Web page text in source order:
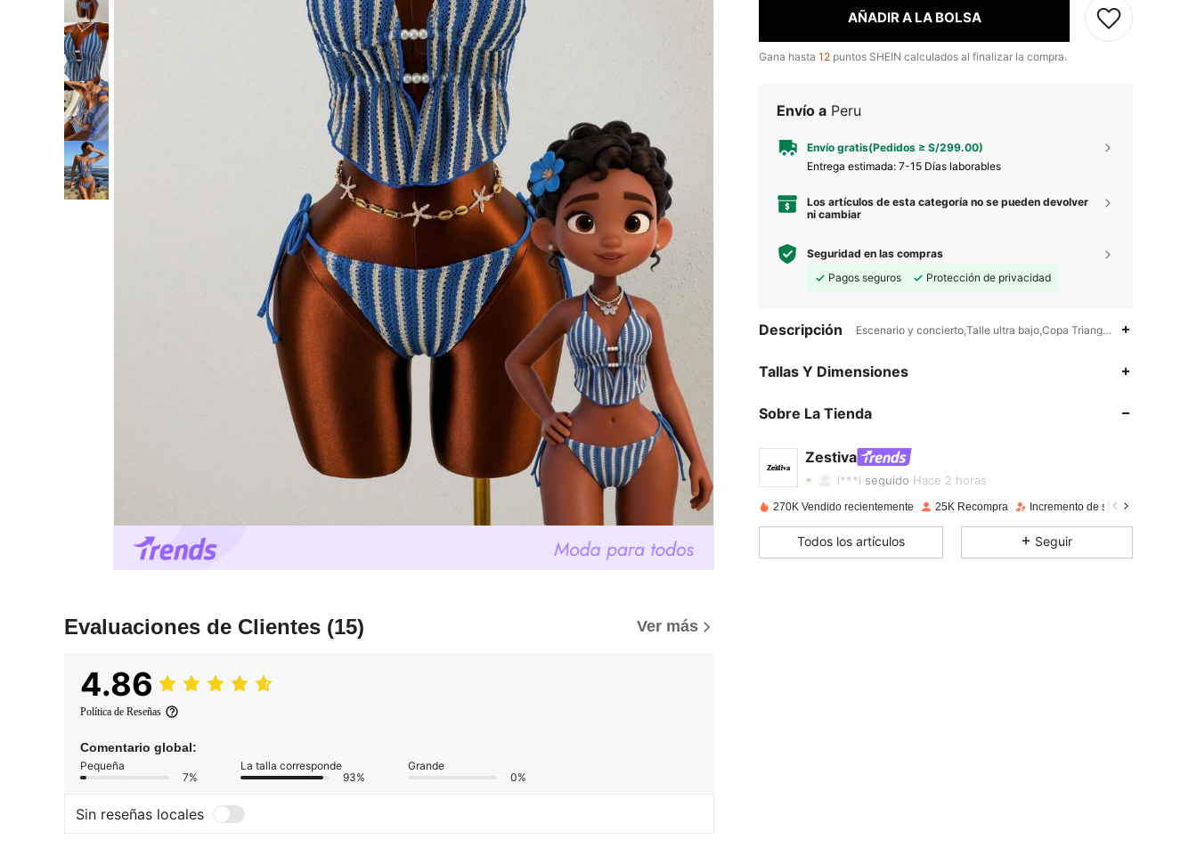
Evaluaciones de Clientes (15) Ver más
4.86
Política de Reseñas
Comentario global:
Pequeña
7%
La talla corresponde
93%
Grande
0%
Sin reseñas locales
AÑADIR A LA BOLSA
Gana hasta 12 puntos SHEIN calculados al finalizar la compra.
Envío a Peru
Envío gratis(Pedidos ≥ S/299.00)
Entrega estimada: 7-15 Días laborables
Los artículos de esta categoría no se pueden devolver
ni cambiar
Seguridad en las compras
Pagos seguros
Protección de privacidad
Descripción Escenario y concierto,Talle ultra bajo,Copa Triangular
Tallas Y Dimensiones
Sobre La Tienda
Zestiva
4.85
4.85
i***i seguido Hace 2 horas
4.85
270K Vendido recientemente 25K Recompra Incremento de seguidores de 38%
Todos los artículos Seguir